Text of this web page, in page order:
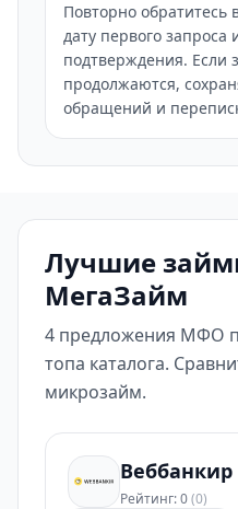
Повторно обратитесь
дату первого
подтверждения. Если
продолжаются,
обращений и
Лучшие
МегаЗайм
4 предложения МФО
топа каталога.
микрозайм.
Веббанкир
Рейтинг: 0(0)